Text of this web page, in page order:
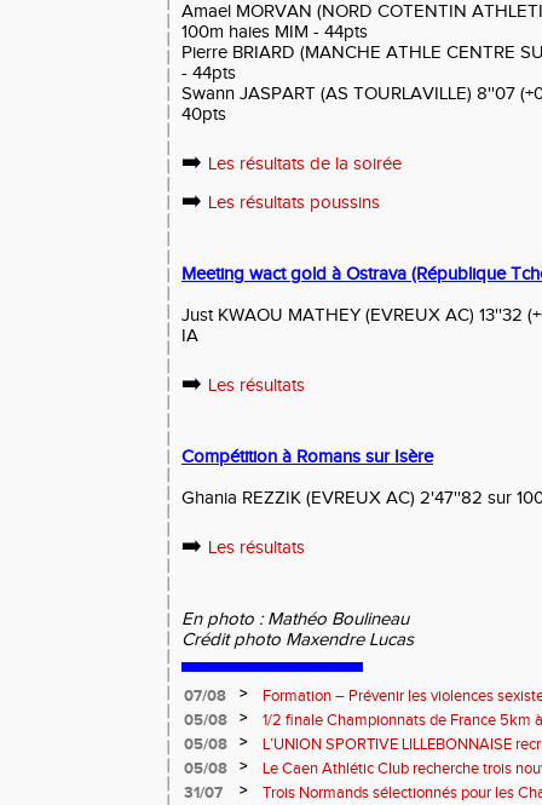
Amael MORVAN (NORD COTENTIN
100m haies MIM - 44pts
Pierre BRIARD (MANCHE ATHLE CENTRE
- 44pts
Swann JASPART (AS TOURLAVILLE) 8''07
40pts
➡️ Les résultats de la soirée
➡️ Les résultats poussins
Meeting wact gold à Ostrava (République
Just KWAOU MATHEY (EVREUX AC) 13''32
IA
➡️ Les résultats
Compétition à Romans sur Isère
Ghania REZZIK (EVREUX AC) 2'47''82 sur
➡️ Les résultats
En photo : Mathéo Boulineau
Crédit photo Maxendre Lucas
07/08 >
Formation – Prévenir les violences
: le 26 septembre 2026
05/08 >
1/2 finale Championnats de France 5km
13 septembre 2026 : les informations
05/08 >
L’UNION SPORTIVE LILLEBONNAISE
rentrée 2026
05/08 >
Le Caen Athlétic Club recherche trois
civique à compter de septembre 2026
31/07 >
Trois Normands sélectionnés pour les